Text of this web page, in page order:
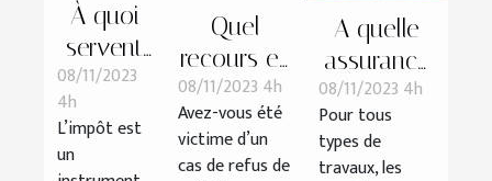
À quoi
servent
les
impôts ?
08/11/2023
4h
L’impôt est
un
Quel
recours en
cas de
refus de
prêt
08/11/2023 4h
Avez-vous été
victime d’un
cas de refus de
A quelle
assurance
doit
souscrire
un salarié
08/11/2023 4h
Pour tous
types de
travaux, les